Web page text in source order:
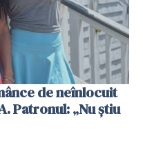
de neînlocuit
Patronul: „Nu știu